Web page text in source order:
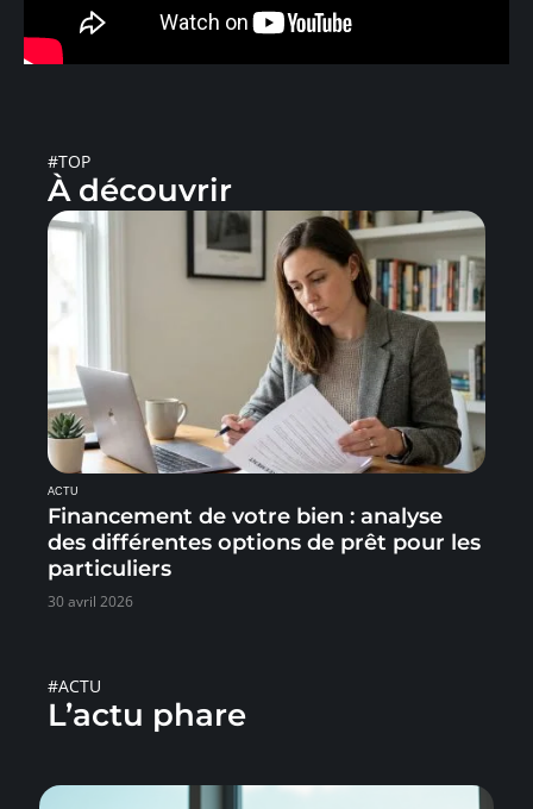
#TOP
À découvrir
ACTU
Financement de votre bien : analyse
des différentes options de prêt pour les
particuliers
30 avril 2026
#ACTU
L’actu phare